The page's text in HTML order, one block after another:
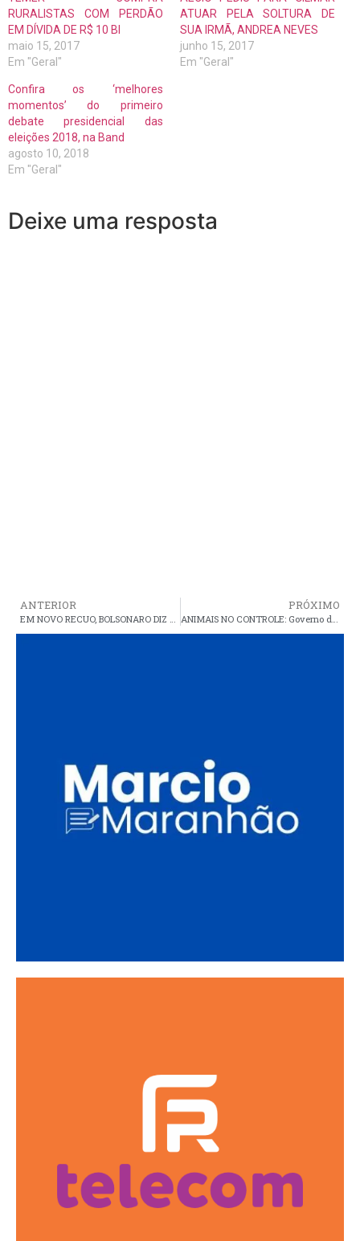
RURALISTAS COM PERDÃO
EM DÍVIDA DE R$ 10 BI
maio 15, 2017
Em "Geral"
ATUAR PELA SOLTURA DE
SUA IRMÃ, ANDREA NEVES
junho 15, 2017
Em "Geral"
Confira os ‘melhores
momentos’ do primeiro
debate presidencial das
eleições 2018, na Band
agosto 10, 2018
Em "Geral"
Deixe uma resposta
ANTERIOR
EM NOVO RECUO, BOLSONARO DIZ QUE TRABALHO MANTERÁ STATUS DE MINISTÉRIO
PRÓXIMO
ANIMAIS NO CONTROLE: Governo de Cristino tem transformado cidade em um grande zoológico propício a todo tipo de acidente